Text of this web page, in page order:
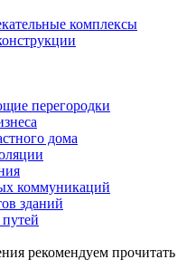
комплексы
перегородки
дома
коммуникаций
зданий
рекомендуем прочитать